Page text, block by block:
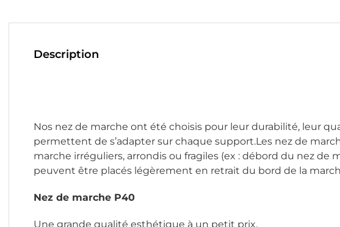
handicap
Description
Nos nez de marche ont été choisis pour leur durabilité, leur
permettent de s’adapter sur chaque support.Les nez de
marche irréguliers, arrondis ou fragiles (ex : débord du nez de
peuvent être placés légèrement en retrait du bord de la
Nez de marche P40
Une grande qualité esthétique à un petit prix.